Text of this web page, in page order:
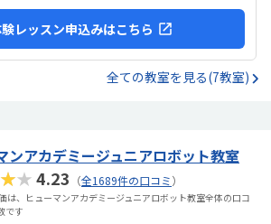
レッスン申込みはこちら
全ての教室を見る(7教室)
ンアカデミージュニアロボット教室
4.23 （全1689件の口コミ）
は、ヒューマンアカデミージュニアロボット教室全体の口コ
です